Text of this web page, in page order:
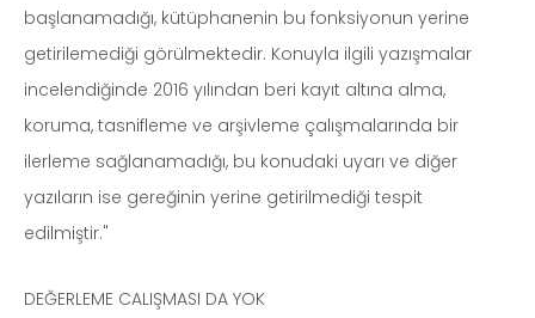
başlanamadığı, kütüphanenin bu fonksiyonun yerine
getirilemediği görülmektedir. Konuyla ilgili yazışmalar
incelendiğinde 2016 yılından beri kayıt altına alma,
koruma, tasnifleme ve arşivleme çalışmalarında bir
ilerleme sağlanamadığı, bu konudaki uyarı ve diğer
yazıların ise gereğinin yerine getirilmediği tespit
edilmiştir."
DEĞERLEME CALIŞMASI DA YOK